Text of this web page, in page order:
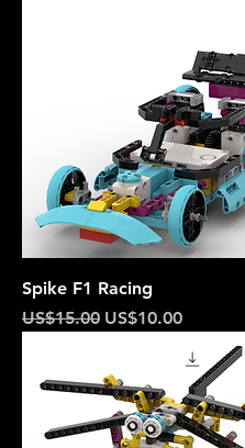
Spike F1 Racing
一般價格
US$15.00 促銷價格
US$10.00